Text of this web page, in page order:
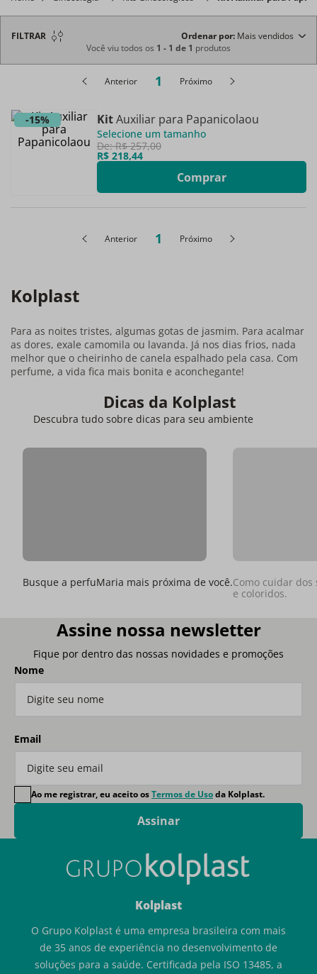
FILTRAR Ordenar por Mais vendidos
Você viu todos os 1 - 1 de 1 produtos
Anterior 1 Próximo
-15% KitAuxiliar para Papanicolaou
Selecione um tamanho
De:R$ 257,00
R$ 218,44
Comprar
Anterior 1 Próximo
Kolplast
Para as noites tristes, algumas gotas de jasmim. Para acalmar
as dores, exale camomila ou lavanda. Já nos dias frios, nada
melhor que o cheirinho de canela espalhado pela casa. Com
perfume, a vida fica mais bonita e aconchegante!
Dicas da Kolplast
Descubra tudo sobre dicas para seu ambiente
Busque a perfuMaria mais próxima de você.Como cuidar
e coloridos.
Assine nossa newsletter
Fique por dentro das nossas novidades e promoções
Nome
Email
Assinar
Ao me registrar, eu aceito osTermos de Usoda Kolplast.
Kolplast
O Grupo Kolplast é uma empresa brasileira com mais
de 35 anos de experiência no desenvolvimento de
soluções para a saúde. Certificada pela ISO 13485, a